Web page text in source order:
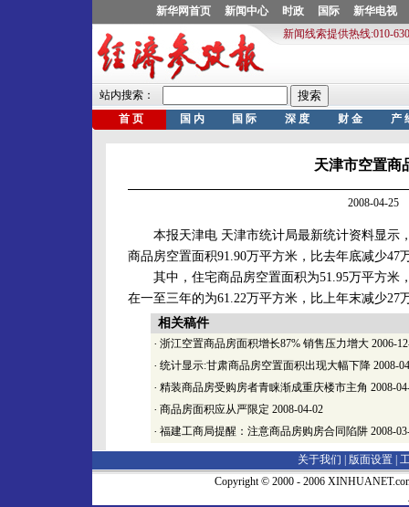
天津市空置商
2008-04-25
本报天津电 天津市统计局最新统计资料显示
商品房空置面积91.90万平方米，比去年底减
其中，住宅商品房空置面积为51.95万平方米
在一至三年的为61.22万平方米，比上年末减少27
相关稿件
· 浙江空置商品房面积增长87% 销售压力增大 2006-
· 统计显示:甘肃商品房空置面积出现大幅下降 2008-
· 精装商品房受购房者青睐渐成重庆楼市主角 2008-
· 商品房面积应从严限定 2008-04-02
· 福建工商局提醒：注意商品房购房合同陷阱 2008-
关于我们 | 版面设置
Copyright © 2000 - 2006